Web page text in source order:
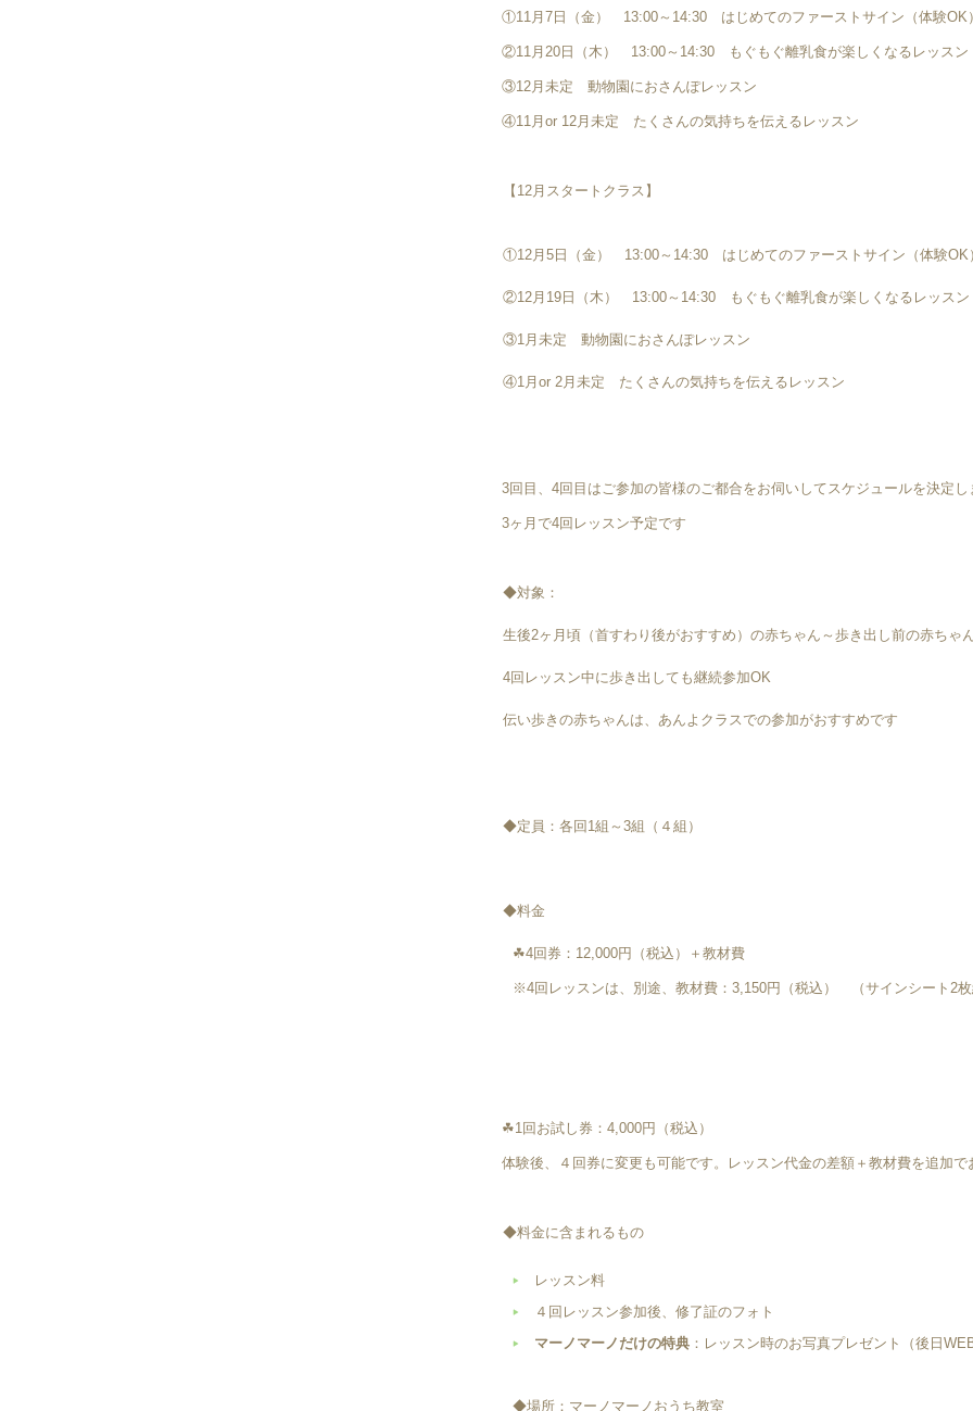
①11月7日（金） 13:00～14:30 はじめてのファーストサイン（体験OK）
②11月20日（木） 13:00～14:30 もぐもぐ離乳食が楽しくなるレッスン
③12月未定 動物園におさんぽレッスン
④11月or 12月未定 たくさんの気持ちを伝えるレッスン
【12月スタートクラス】
①12月5日（金） 13:00～14:30 はじめてのファーストサイン（体験OK
②12月19日（木） 13:00～14:30 もぐもぐ離乳食が楽しくなるレッスン
③1月未定 動物園におさんぽレッスン
④1月or 2月未定 たくさんの気持ちを伝えるレッスン
3回目、4回目はご参加の皆様のご都合をお伺いしてスケジュールを決定し
3ヶ月で4回レッスン予定です
◆対象：
生後2ヶ月頃（首すわり後がおすすめ）の赤ちゃん～歩き出し前の赤ちゃ
4回レッスン中に歩き出しても継続参加OK
伝い歩きの赤ちゃんは、あんよクラスでの参加がおすすめです
◆定員：各回1組～3組（４組）
◆料金
☘4回券：12,000円（税込）＋教材費
※4回レッスンは、別途、教材費：3,150円（税込） （サインシート2
☘1回お試し券：4,000円（税込）
体験後、４回券に変更も可能です。レッスン代金の差額＋教材費を追加で
◆料金に含まれるもの
レッスン料
４回レッスン参加後、修了証のフォト
マーノマーノだけの特典 ：レッスン時のお写真プレゼント（後日
◆場所：マーノマーノおうち教室